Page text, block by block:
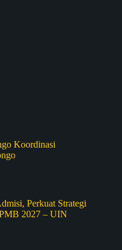
Koordinasi